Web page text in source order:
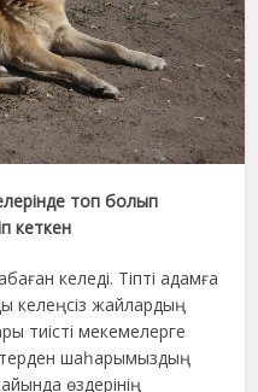
топ болып
кеткен
келеді. Тіпті адамға
келеңсіз жайлардың
тиісті мекемелерге
шаһарымыздың
өздерінің